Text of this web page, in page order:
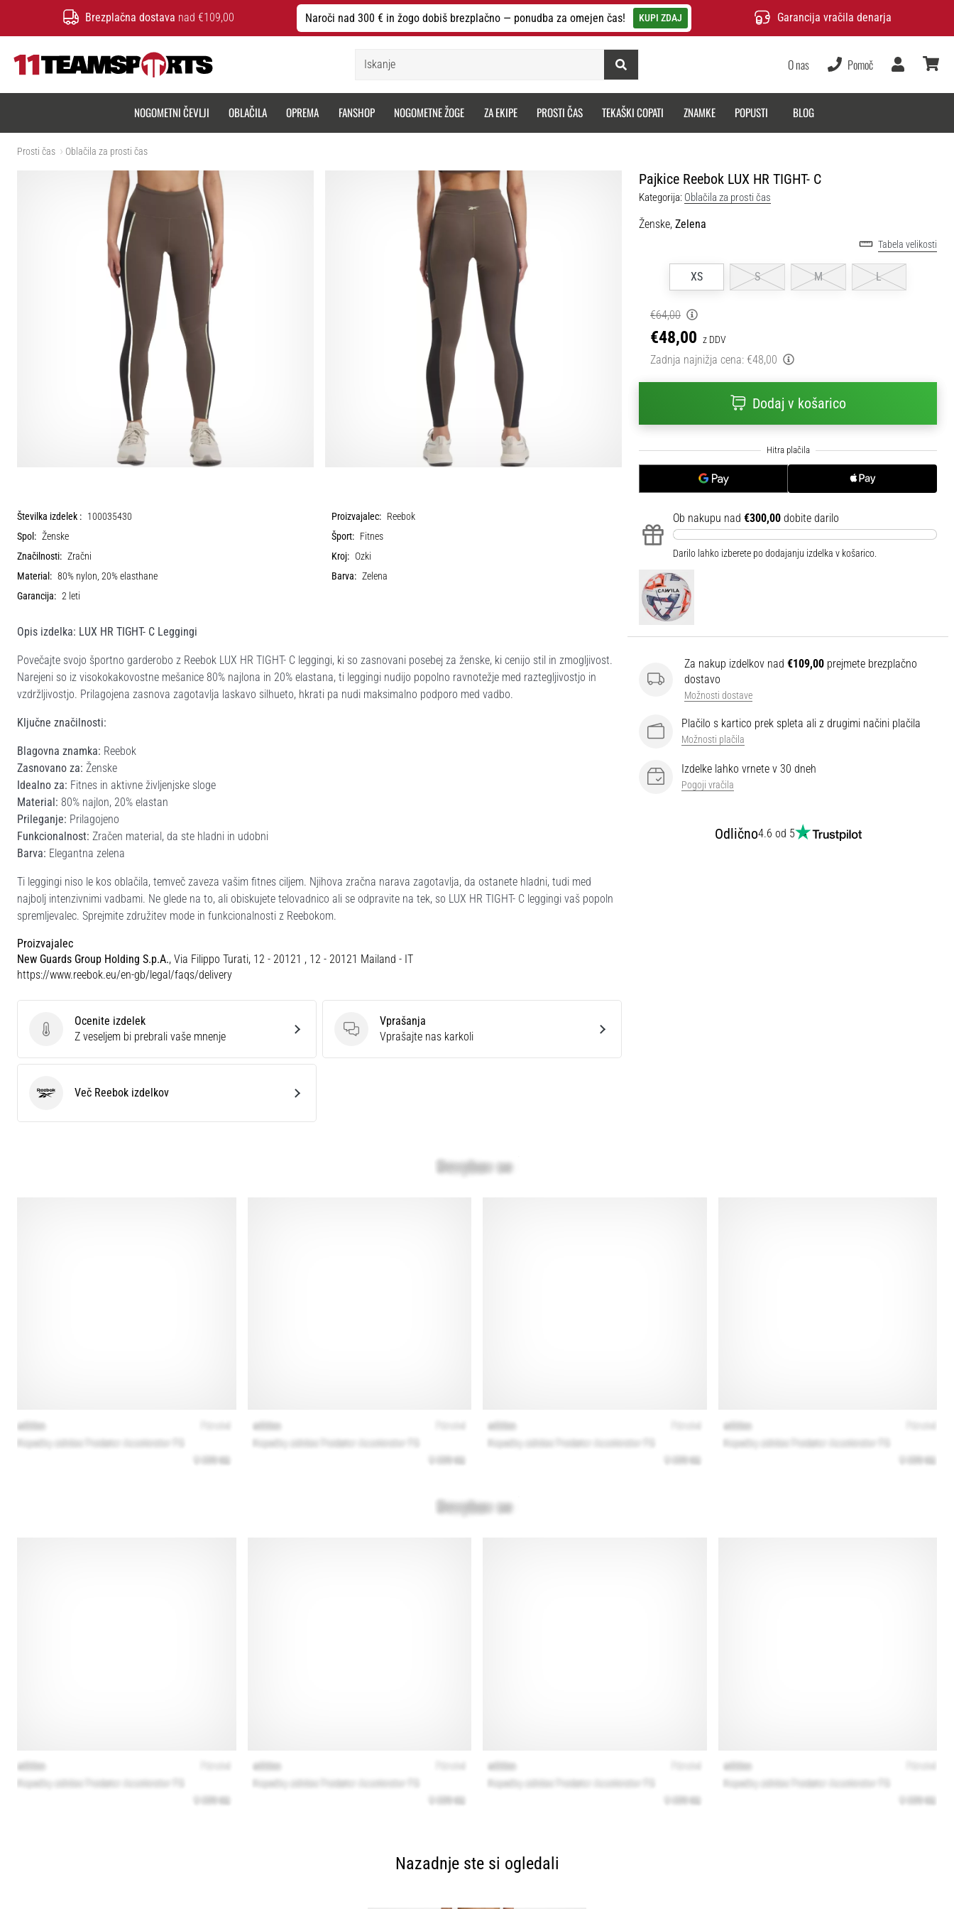
Brezplačna dostava nad €109,00 Naroči nad 300 € in žogo dobiš brezplačno — ponudba za omejen čas! KUPI ZDAJ Garancija vračila denarja
Iskanje
O nas Pomoč
Uporabnik
NOGOMETNI ČEVLJI OBLAČILA OPREMA FANSHOP NOGOMETNE ŽOGE ZA EKIPE PROSTI ČAS TEKAŠKI COPATI ZNAMKE POPUSTI BLOG
Prosti čas Oblačila za prosti čas
Pajkice Reebok LUX HR TIGHT- C
Kategorija: Oblačila za prosti čas
Ženske, Zelena
Tabela velikosti
XS S M L
€64,00
€48,00 z DDV
Zadnja najnižja cena: €48,00
Dodaj v košarico
Ob nakupu nad €300,00 dobite darilo
Darilo lahko izberete po dodajanju izdelka v košarico.
Za nakup izdelkov nad €109,00 prejmete brezplačno
dostavo
Možnosti dostave
Plačilo s kartico prek spleta ali z drugimi načini plačila
Možnosti plačila
Izdelke lahko vrnete v 30 dneh
Pogoji vračila
Odlično4.6 od 5
Številka izdelek : 100035430 Proizvajalec: Reebok
Spol: Ženske Šport: Fitnes
Značilnosti: Zračni Kroj: Ozki
Material: 80% nylon, 20% elasthane Barva: Zelena
Garancija: 2 leti
Opis izdelka: LUX HR TIGHT- C Leggingi
Povečajte svojo športno garderobo z Reebok LUX HR TIGHT- C leggingi, ki so zasnovani posebej za ženske, ki cenijo stil in zmogljivost.
Narejeni so iz visokokakovostne mešanice 80% najlona in 20% elastana, ti leggingi nudijo popolno ravnotežje med raztegljivostjo in
vzdržljivostjo. Prilagojena zasnova zagotavlja laskavo silhueto, hkrati pa nudi maksimalno podporo med vadbo.
Ključne značilnosti:
Blagovna znamka: Reebok
Zasnovano za: Ženske
Idealno za: Fitnes in aktivne življenjske sloge
Material: 80% najlon, 20% elastan
Prileganje: Prilagojeno
Funkcionalnost: Zračen material, da ste hladni in udobni
Barva: Elegantna zelena
Ti leggingi niso le kos oblačila, temveč zaveza vašim fitnes ciljem. Njihova zračna narava zagotavlja, da ostanete hladni, tudi med
najbolj intenzivnimi vadbami. Ne glede na to, ali obiskujete telovadnico ali se odpravite na tek, so LUX HR TIGHT- C leggingi vaš popoln
spremljevalec. Sprejmite združitev mode in funkcionalnosti z Reebokom.
Proizvajalec
New Guards Group Holding S.p.A., Via Filippo Turati, 12 - 20121 , 12 - 20121 Mailand - IT
https://www.reebok.eu/en-gb/legal/faqs/delivery
Ocenite izdelek
Ocenite izdelek
Z veseljem bi prebrali vaše mnenje
Vprašanja
Vprašanja
Vprašajte nas karkoli
ReebokVeč Reebok izdelkov
Nazadnje ste si ogledali